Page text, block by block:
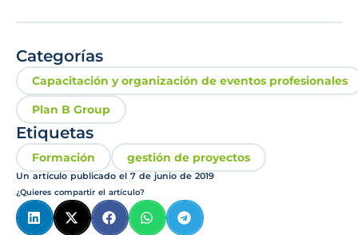
Categorías
Capacitación y organización de eventos profesionales
Plan B Group
Etiquetas
Formación gestión de proyectos
Un artículo publicado el7 de junio de 2019
¿Quieres compartir el artículo?